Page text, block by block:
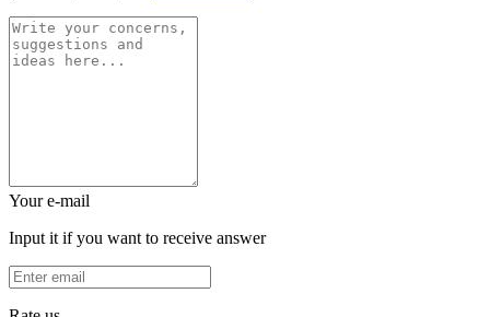
Your e-mail
Input it if you want to receive answer